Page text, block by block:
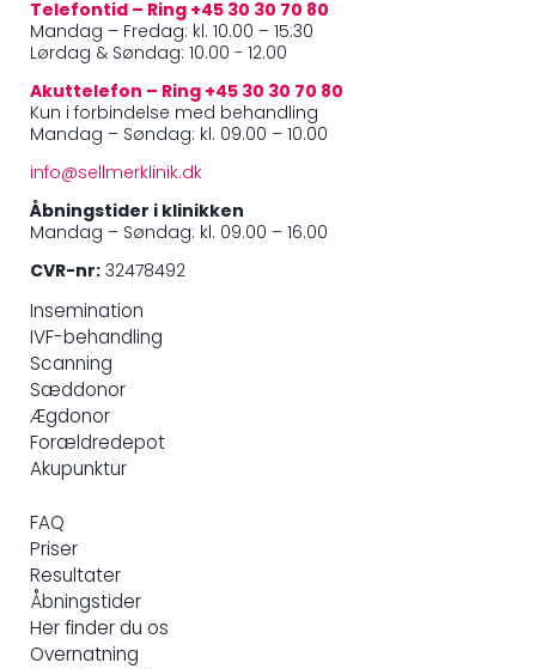
Telefontid – Ring +45 30 30 70 80
Mandag – Fredag: kl. 10.00 – 15:30
Lørdag & Søndag: 10.00 - 12.00
Akuttelefon – Ring +45 30 30 70 80
Kun i forbindelse med behandling
Mandag – Søndag: kl. 09.00 – 10.00
info@sellmerklinik.dk
Åbningstider i klinikken
Mandag – Søndag: kl. 09.00 – 16.00
CVR-nr: 32478492
Insemination
IVF-behandling
Scanning
Sæddonor
Ægdonor
Forældredepot
Akupunktur
FAQ
Priser
Resultater
Åbningstider
Her finder du os
Overnatning